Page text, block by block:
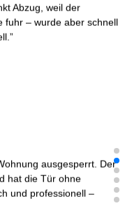
Abzug, weil der
fuhr – wurde aber schnell
ausgesperrt. Der
hat die Tür ohne
und professionell –